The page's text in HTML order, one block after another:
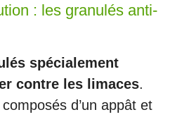
: les granulés anti-
spécialement
contre les limaces.
d’un appât et